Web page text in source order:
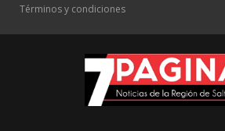
Términos y condiciones